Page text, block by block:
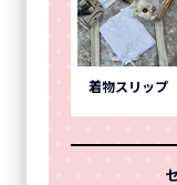
着物スリップ